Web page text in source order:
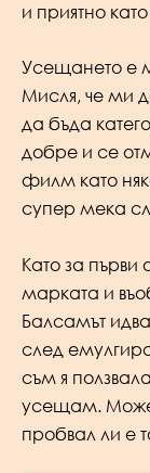
и приятно
Усещането е
Мисля, че ми
да бъда
добре и се
филм като
супер мека
Като за
марката и
Балсамът
след
съм я
усещам. Може
пробвал ли е